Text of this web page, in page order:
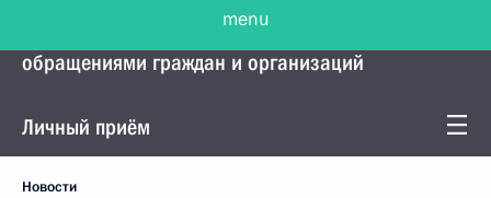
Управление Президента по работе с
обращениями граждан и организаций
Личный приём
Новости